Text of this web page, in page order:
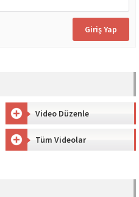
Video Düzenle
Tüm Videolar